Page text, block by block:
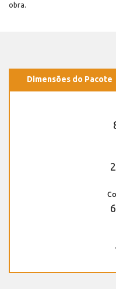
obra.
Dimensões do Pacote